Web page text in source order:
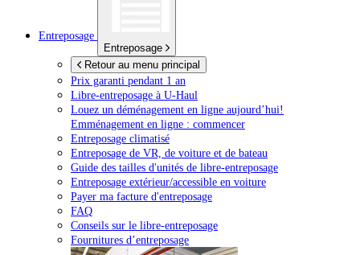
Entreposage
Entreposage
Retour au menu principal
Prix garanti pendant 1 an
Libre-entreposage à U-Haul
Louez un déménagement en ligne aujourd’hui!
Emménagement en ligne : commencer
Entreposage climatisé
Entreposage de VR, de voiture et de bateau
Guide des tailles d'unités de libre-entreposage
Entreposage extérieur/accessible en voiture
Payer ma facture d'entreposage
FAQ
Conseils sur le libre-entreposage
Fournitures d’entreposage